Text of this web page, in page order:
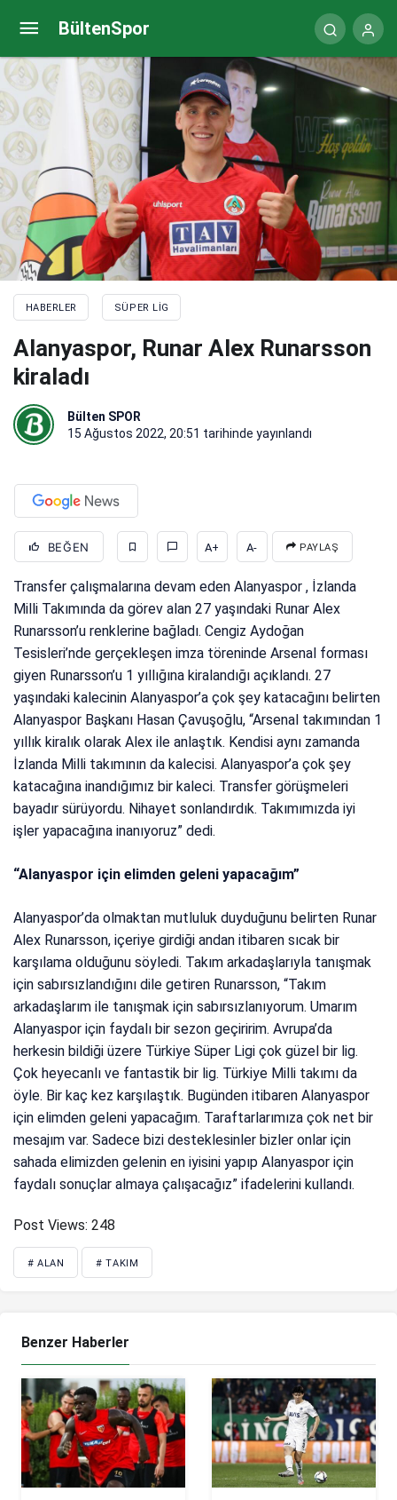
BültenSpor
HABERLER SÜPER LIG
Alanyaspor, Runar Alex Runarsson
kiraladı
Bülten SPOR
15 Ağustos 2022, 20:51 tarihinde yayınlandı
BEĞEN A+ A- PAYLAŞ
Transfer çalışmalarına devam eden Alanyaspor , İzlanda
Milli Takımında da görev alan 27 yaşındaki Runar Alex
Runarsson’u renklerine bağladı. Cengiz Aydoğan
Tesisleri’nde gerçekleşen imza töreninde Arsenal forması
giyen Runarsson’u 1 yıllığına kiralandığı açıklandı. 27
yaşındaki kalecinin Alanyaspor’a çok şey katacağını belirten
Alanyaspor Başkanı Hasan Çavuşoğlu, “Arsenal takımından 1
yıllık kiralık olarak Alex ile anlaştık. Kendisi aynı zamanda
İzlanda Milli takımının da kalecisi. Alanyaspor’a çok şey
katacağına inandığımız bir kaleci. Transfer görüşmeleri
bayadır sürüyordu. Nihayet sonlandırdık. Takımımızda iyi
işler yapacağına inanıyoruz” dedi.
“Alanyaspor için elimden geleni yapacağım”
Alanyaspor’da olmaktan mutluluk duyduğunu belirten Runar
Alex Runarsson, içeriye girdiği andan itibaren sıcak bir
karşılama olduğunu söyledi. Takım arkadaşlarıyla tanışmak
için sabırsızlandığını dile getiren Runarsson, “Takım
arkadaşlarım ile tanışmak için sabırsızlanıyorum. Umarım
Alanyaspor için faydalı bir sezon geçiririm. Avrupa’da
herkesin bildiği üzere Türkiye Süper Ligi çok güzel bir lig.
Çok heyecanlı ve fantastik bir lig. Türkiye Milli takımı da
öyle. Bir kaç kez karşılaştık. Bugünden itibaren Alanyaspor
için elimden geleni yapacağım. Taraftarlarımıza çok net bir
mesajım var. Sadece bizi desteklesinler bizler onlar için
sahada elimizden gelenin en iyisini yapıp Alanyaspor için
faydalı sonuçlar almaya çalışacağız” ifadelerini kullandı.
Post Views: 248
# ALAN # TAKIM
Benzer Haberler
(ÖZET) Kasımpaşa – Fenerbahçe maç sonucu: 0-6